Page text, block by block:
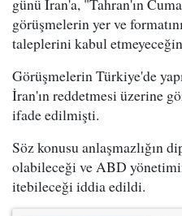
günü İran'a, "Tahran'ın
görüşmelerin yer ve
taleplerini kabul
Görüşmelerin Türkiye'de
İran'ın reddetmesi üzerine
ifade edilmişti.
Söz konusu anlaşmazlığın
olabileceği ve ABD
itebileceği iddia edildi.